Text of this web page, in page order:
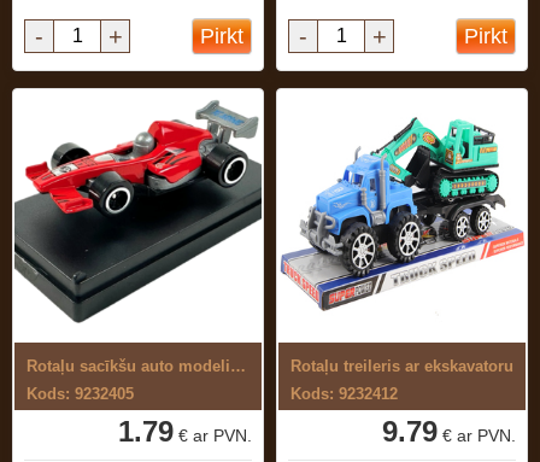
- + Pirkt - + Pirkt
Rotaļu sacīkšu auto modelis, metāla
Kods: 9232405
1.79 € ar PVN.
Rotaļu treileris ar ekskavatoru
Kods: 9232412
9.79 € ar PVN.